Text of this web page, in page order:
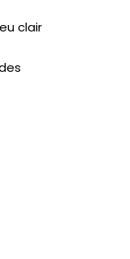
clair